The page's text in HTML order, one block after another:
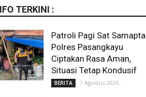
TERKINI :
Patroli Pagi Sat Samapta
Polres Pasangkayu
Ciptakan Rasa Aman,
Situasi Tetap Kondusif
BERITA 7 Agustus 2026